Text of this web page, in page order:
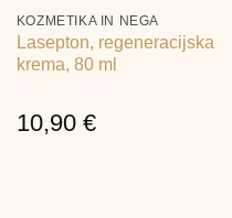
KOZMETIKA IN NEGA
Lasepton, regeneracijska
krema, 80 ml
10,90 €